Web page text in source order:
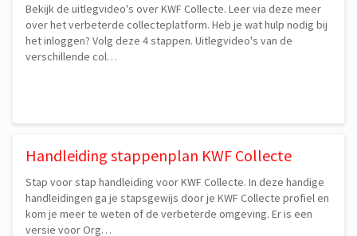
Bekijk de uitlegvideo's over KWF Collecte. Leer via deze meer
over het verbeterde collecteplatform. Heb je wat hulp nodig bij
het inloggen? Volg deze 4 stappen. Uitlegvideo's van de
verschillende col…
Handleiding stappenplan KWF Collecte
Stap voor stap handleiding voor KWF Collecte. In deze handige
handleidingen ga je stapsgewijs door je KWF Collecte profiel en
kom je meer te weten of de verbeterde omgeving. Er is een
versie voor Org…